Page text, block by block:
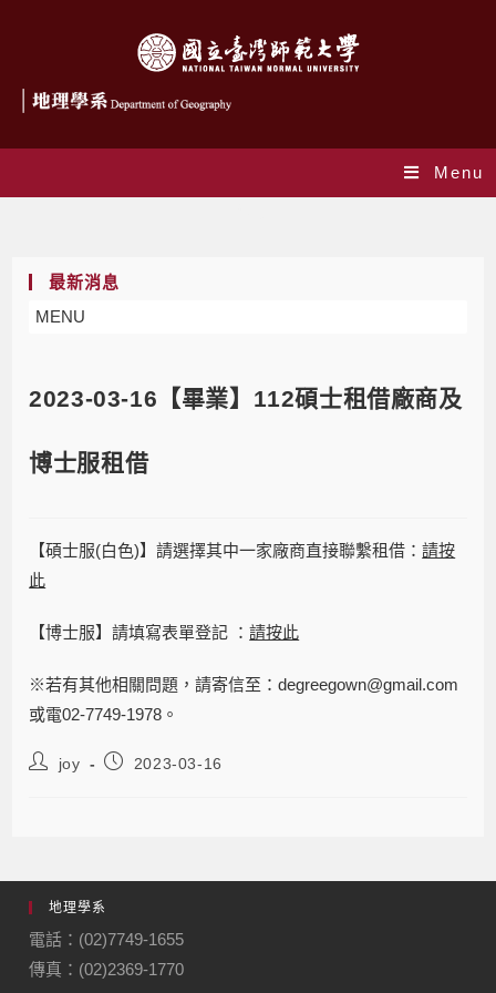
Menu
最新消息
MENU
2023-03-16【畢業】112碩士租借廠商及
博士服租借
【碩士服(白色)】請選擇其中一家廠商直接聯繫租借：請按
此
【博士服】請填寫表單登記 ：請按此
※若有其他相關問題，請寄信至：degreegown@gmail.com
或電02-7749-1978。
joy 2023-03-16
地理學系
電話：(02)7749-1655
傳真：(02)2369-1770